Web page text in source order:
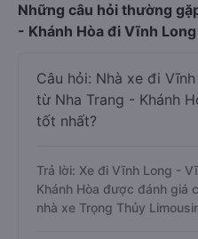
Những câu hỏi thường
- Khánh Hòa đi Vĩnh
Câu hỏi: Nhà xe đi
từ Nha Trang - Khánh
tốt nhất?
Trả lời: Xe đi Vĩnh Long -
Khánh Hòa được đánh giá
nhà xe Trọng Thủy